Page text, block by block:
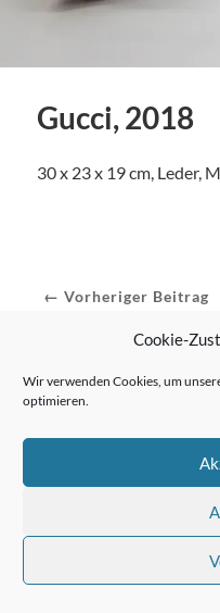
Cookie-
Wir verwenden Cookies, um
optimieren.
Gucci, 2018
30 x 23 x 19 cm, Leder,
← Vorheriger Beitrag
Nächster Beitrag →